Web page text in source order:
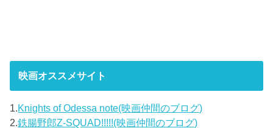
映画オススメサイト
1.Knights of Odessa note(映画仲間のブログ)
2.鉄腸野郎Z-SQUAD!!!!!(映画仲間のブログ)